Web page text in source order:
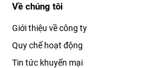
Về chúng tôi
Giới thiệu về công ty
Quy chế hoạt động
Tin tức khuyến mại